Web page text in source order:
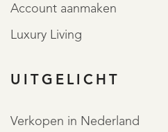
Account aanmaken
Luxury Living
UITGELICHT
Verkopen in Nederland